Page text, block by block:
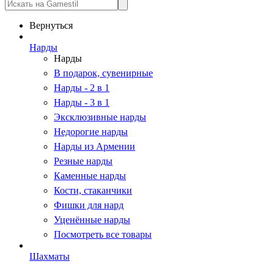
Вернуться
Нарды
Нарды
В подарок, сувенирные
Нарды - 2 в 1
Нарды - 3 в 1
Эксклюзивные нарды
Недорогие нарды
Нарды из Армении
Резные нарды
Каменные нарды
Кости, стаканчики
Фишки для нард
Уценённые нарды
Посмотреть все товары
Шахматы